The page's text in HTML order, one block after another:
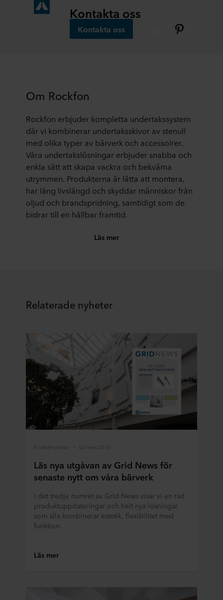
Kontakta oss
Kontakta oss
Om Rockfon
Rockfon erbjuder kompletta undertakssystem
där vi kombinerar undertaksskivor av stenull
med olika typer av bärverk och accessoirer.
Våra undertakslösningar erbjuder snabba och
enkla sätt att skapa vackra och bekväma
utrymmen. Produkterna är lätta att montera,
har lång livslängd och skyddar människor från
oljud och brandspridning, samtidigt som de
bidrar till en hållbar framtid.
Läs mer
Relaterade nyheter
Produktnyheter 02 mars 2018
Läs nya utgåvan av Grid News för
senaste nytt om våra bärverk
I det tredje numret av Grid News visar vi en rad
produktuppdateringar och helt nya lösningar
som alla kombinerar estetik, flexibilitet med
funktion.
Läs mer